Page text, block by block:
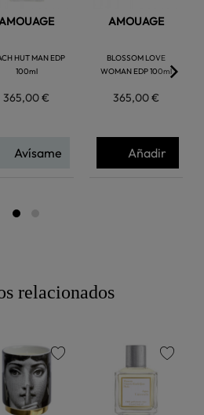
AMOUAGE
HUT MAN EDP
100ml
365,00 €
Avísame
AMOUAGE
BLOSSOM LOVE
WOMAN EDP 100ml
365,00 €
Añadir
relacionados